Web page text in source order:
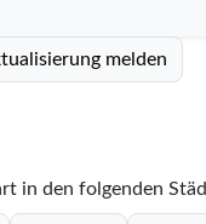
melden
in den folgenden